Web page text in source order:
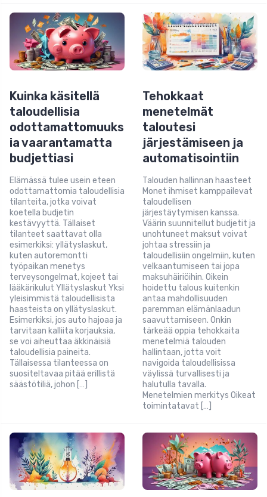
Kuinka käsitellä
taloudellisia
odottamattomuuks
ia vaarantamatta
budjettiasi
Elämässä tulee usein eteen
odottamattomia taloudellisia
tilanteita, jotka voivat
koetella budjetin
kestävyyttä. Tällaiset
tilanteet saattavat olla
esimerkiksi: yllätyslaskut,
kuten autoremontti
työpaikan menetys
terveysongelmat, kojeet tai
lääkärikulut Yllätyslaskut Yksi
yleisimmistä taloudellisista
haasteista on yllätyslaskut.
Esimerkiksi, jos auto hajoaa ja
tarvitaan kalliita korjauksia,
se voi aiheuttaa äkkinäisiä
taloudellisia paineita.
Tällaisessa tilanteessa on
suositeltavaa pitää erillistä
säästötiliä, johon […]
Tehokkaat
menetelmät
taloutesi
järjestämiseen ja
automatisointiin
Talouden hallinnan haasteet
Monet ihmiset kamppailevat
taloudellisen
järjestäytymisen kanssa.
Väärin suunnitellut budjetit ja
unohtuneet maksut voivat
johtaa stressiin ja
taloudellisiin ongelmiin, kuten
velkaantumiseen tai jopa
maksuhäiriöihin. Oikein
hoidettu talous kuitenkin
antaa mahdollisuuden
paremman elämänlaadun
saavuttamiseen. Onkin
tärkeää oppia tehokkaita
menetelmiä talouden
hallintaan, jotta voit
navigoida taloudellisissa
väylissä turvallisesti ja
halutulla tavalla.
Menetelmien merkitys Oikeat
toimintatavat […]